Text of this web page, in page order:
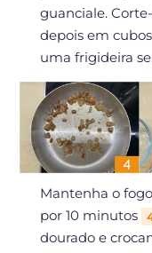
guanciale.
depois em
uma frigideira
Mantenha o
por 10 minutos
dourado e